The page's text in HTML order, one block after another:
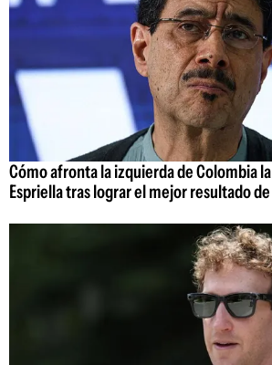
Cómo afronta la izquierda de Colombia
Espriella tras lograr el mejor resultado